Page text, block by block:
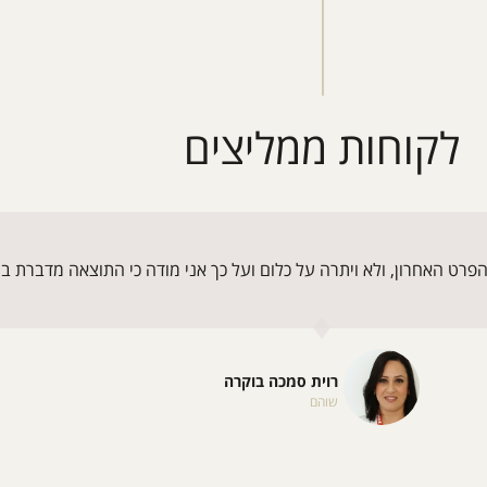
לקוחות ממליצים
האחרון, ולא ויתרה על כלום ועל כך אני מודה כי התוצאה מדברת
רוית סמכה בוקרה
שוהם